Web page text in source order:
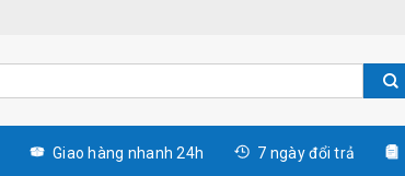
Giao hàng nhanh 24h 7 ngày đổi trả